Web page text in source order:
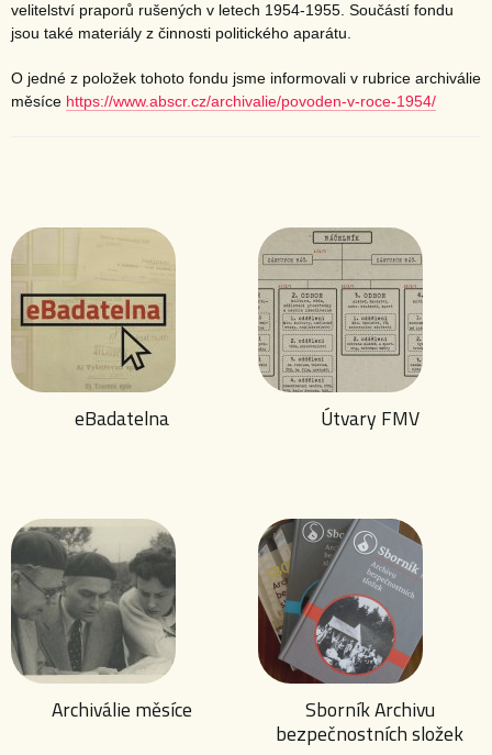
velitelství praporů rušených v letech 1954-1955. Součástí fondu
jsou také materiály z činnosti politického aparátu.
O jedné z položek tohoto fondu jsme informovali v rubrice archiválie
měsíce https://www.abscr.cz/archivalie/povoden-v-roce-1954/
eBadatelna Útvary FMV
Archiválie měsíce
Sborník Archivu
bezpečnostních složek